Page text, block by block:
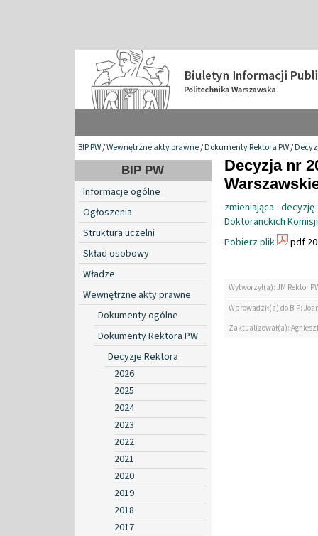
BIP PW/Wewnętrzne akty prawne/Dokumenty Rektora PW/
BIP PW
Informacje ogólne
Ogłoszenia
Struktura uczelni
Skład osobowy
Władze
Wewnętrzne akty prawne
Dokumenty ogólne
Dokumenty Rektora PW
Decyzje Rektora
2026
2025
2024
2023
2022
2021
2020
2019
2018
2017
Decyzja nr
zmieniająca
Doktoranckich
Pobierz plik
pdf
Wytworzył(a): JM Rektor
Wprowadził(a) do BIP:
Zaktualizował(a):